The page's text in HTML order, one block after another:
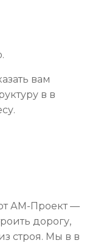
вам
в в
АМ-Проект —
дорогу,
строя. Мы в в